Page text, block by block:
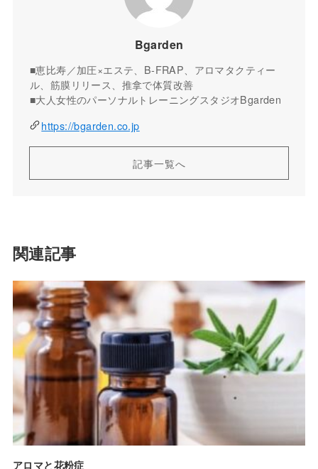
Bgarden
■恵比寿／加圧×エステ、B-FRAP、アロマタクティー
ル、筋膜リリース、推拿で体質改善
■大人女性のパーソナルトレーニングスタジオBgarden
https://bgarden.co.jp
記事一覧へ
関連記事
アロマと花粉症